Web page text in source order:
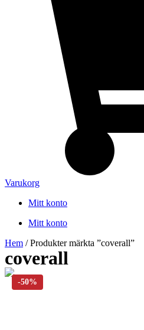
Varukorg
Mitt konto
Mitt konto
Hem / Produkter märkta ”coverall”
coverall